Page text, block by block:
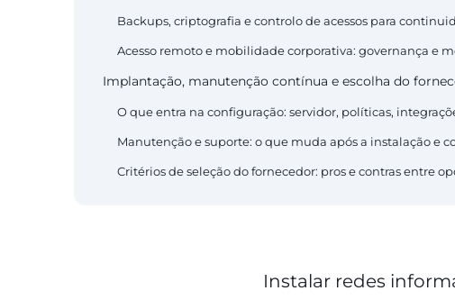
Backups, criptografia e controlo de acessos para
Acesso remoto e mobilidade corporativa: governança e
Implantação, manutenção contínua e escolha do
O que entra na configuração: servidor, políticas,
Manutenção e suporte: o que muda após a instalação e
Critérios de seleção do fornecedor: pros e contras entre
Instalar redes